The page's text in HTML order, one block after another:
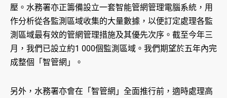
壓。水務署亦正籌備設立一套智能管網管理電腦系統，用
作分析從各監測區域收集的大量數據，以便訂定處理各監
測區域最有效的管網管理措施及其優先次序。截至今年三
月，我們已設立約1 000個監測區域。我們期望於五年內完
成整個「智管網」。
另外，水務署亦會在「智管網」全面推行前，適時處理高